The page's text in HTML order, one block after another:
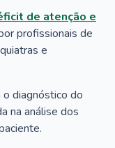
de atenção e
profissionais de
e
diagnóstico do
na análise dos